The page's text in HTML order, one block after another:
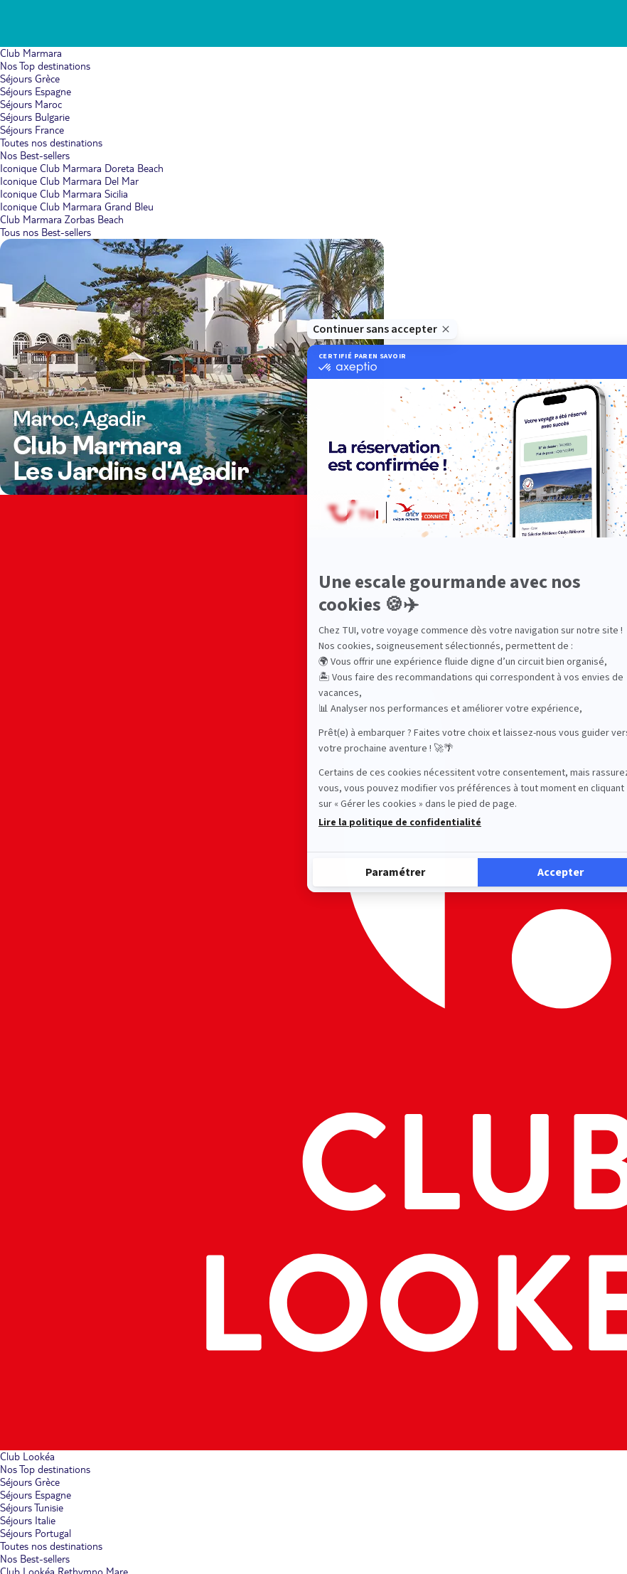
Club Marmara
Nos Top destinations
Séjours Grèce
Séjours Espagne
Séjours Maroc
Séjours Bulgarie
Séjours France
Toutes nos destinations
Nos Best-sellers
Iconique Club Marmara Doreta Beach
Iconique Club Marmara Del Mar
Iconique Club Marmara Sicilia
Iconique Club Marmara Grand Bleu
Club Marmara Zorbas Beach
Tous nos Best-sellers
Club Lookéa
Nos Top destinations
Séjours Grèce
Séjours Espagne
Séjours Tunisie
Séjours Italie
Séjours Portugal
Toutes nos destinations
Nos Best-sellers